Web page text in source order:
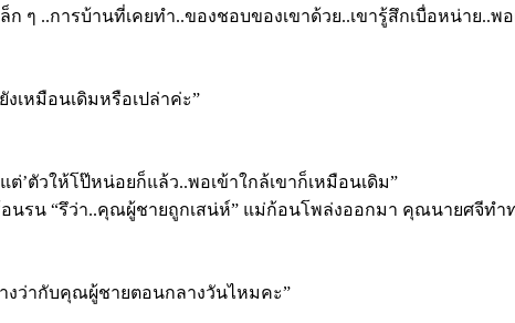
..การบ้านที่เคยทำ..ของชอบของเขาด้วย..เขารู้สึกเบื่อหน่าย..พ
เหมือนเดิมหรือเปล่าค่ะ”
ตัวให้โป๊หน่อยก็แล้ว..พอเข้าใกล้เขาก็เหมือนเดิม”
นรน “รึว่า..คุณผู้ชายถูกเสน่ห์” แม่ก้อนโพล่งออกมา คุณนายศจีทำ
ว่ากับคุณผู้ชายตอนกลางวันไหมคะ”